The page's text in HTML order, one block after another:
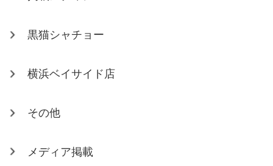
黒猫シャチョー
横浜ベイサイド店
その他
メディア掲載